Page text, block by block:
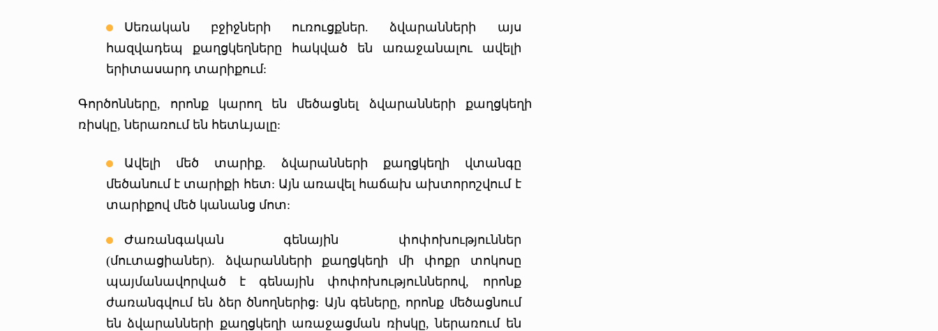
Սեռական բջիջների ուռուցքներ. ձվարանների այս
հազվադեպ քաղցկեղները հակված են առաջանալու ավելի
երիտասարդ տարիքում:
Գործոնները, որոնք կարող են մեծացնել ձվարանների քաղցկեղի
ռիսկը, ներառում են հետևյալը:
Ավելի մեծ տարիք. ձվարանների քաղցկեղի վտանգը
մեծանում է տարիքի հետ: Այն առավել հաճախ ախտորոշվում է
տարիքով մեծ կանանց մոտ:
Ժառանգական գենային փոփոխություններ
(մուտացիաներ). ձվարանների քաղցկեղի մի փոքր տոկոսը
պայմանավորված է գենային փոփոխություններով, որոնք
ժառանգվում են ձեր ծնողներից: Այն գեները, որոնք մեծացնում
են ձվարանների քաղցկեղի առաջացման ռիսկը, ներառում են